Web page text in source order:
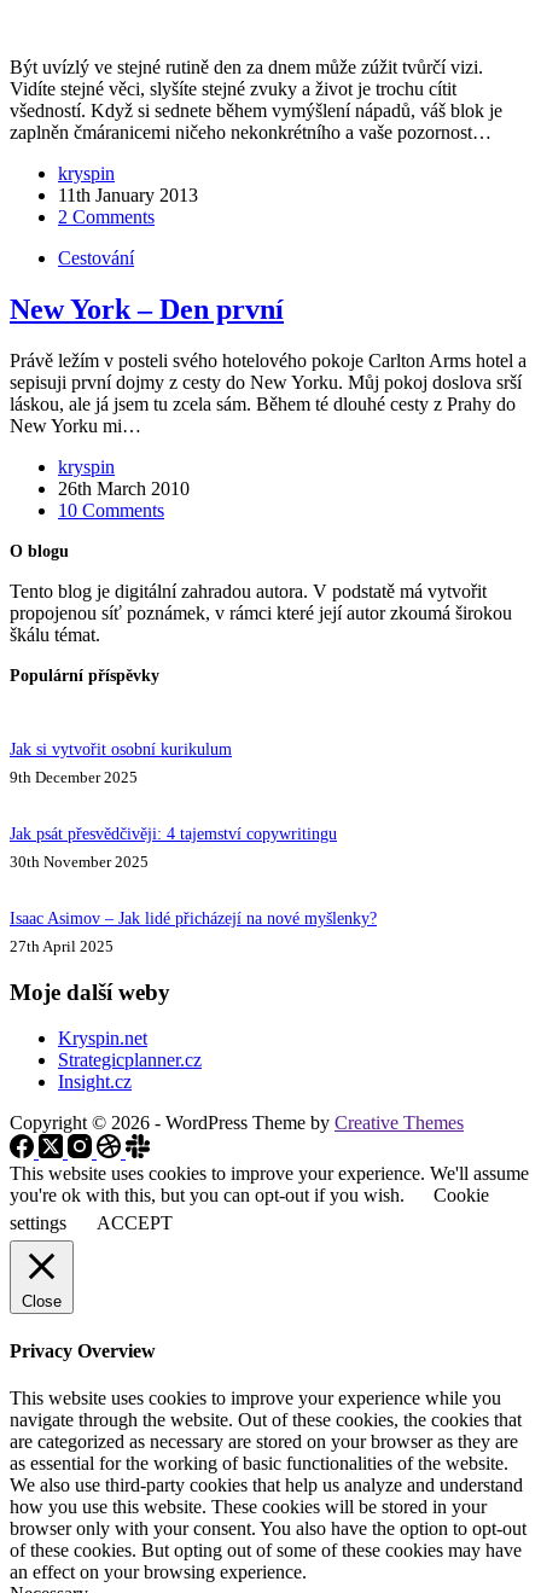
Být uvízlý ve stejné rutině den za dnem může zúžit tvůrčí vizi.
Vidíte stejné věci, slyšíte stejné zvuky a život je trochu cítit
všedností. Když si sednete během vymýšlení nápadů, váš blok je
zaplněn čmáranicemi ničeho nekonkrétního a vaše pozornost…
kryspin
11th January 2013
2 Comments
Cestování
New York – Den první
Právě ležím v posteli svého hotelového pokoje Carlton Arms hotel a
sepisuji první dojmy z cesty do New Yorku. Můj pokoj doslova srší
láskou, ale já jsem tu zcela sám. Během té dlouhé cesty z Prahy do
New Yorku mi…
kryspin
26th March 2010
10 Comments
O blogu
Tento blog je digitální zahradou autora. V podstatě má vytvořit
propojenou síť poznámek, v rámci které její autor zkoumá širokou
škálu témat.
Populární příspěvky
Jak si vytvořit osobní kurikulum
9th December 2025
Jak psát přesvědčivěji: 4 tajemství copywritingu
30th November 2025
Isaac Asimov – Jak lidé přicházejí na nové myšlenky?
27th April 2025
Moje další weby
Kryspin.net
Strategicplanner.cz
Insight.cz
Copyright © 2026 - WordPress Theme by Creative Themes
This website uses cookies to improve your experience. We'll assume
you're ok with this, but you can opt-out if you wish.
Cookie
settings
ACCEPT
Close
Privacy Overview
This website uses cookies to improve your experience while you
navigate through the website. Out of these cookies, the cookies that
are categorized as necessary are stored on your browser as they are
as essential for the working of basic functionalities of the website.
We also use third-party cookies that help us analyze and understand
how you use this website. These cookies will be stored in your
browser only with your consent. You also have the option to opt-out
of these cookies. But opting out of some of these cookies may have
an effect on your browsing experience.